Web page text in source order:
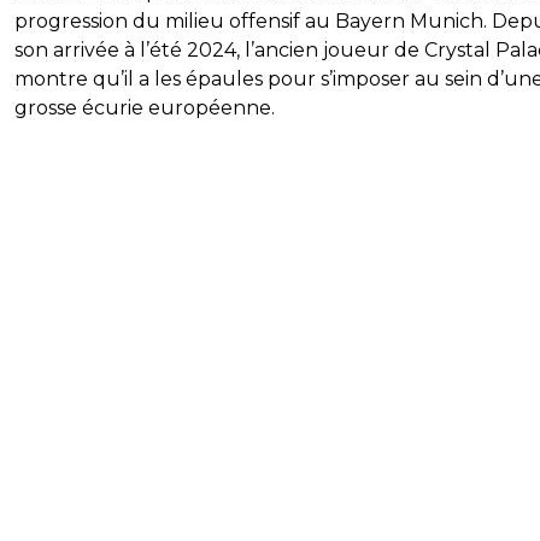
progression du milieu offensif au Bayern Munich.
son arrivée à l’été 2024, l’ancien joueur de Crystal
montre qu’il a les épaules pour s’imposer au sein
grosse écurie européenne.